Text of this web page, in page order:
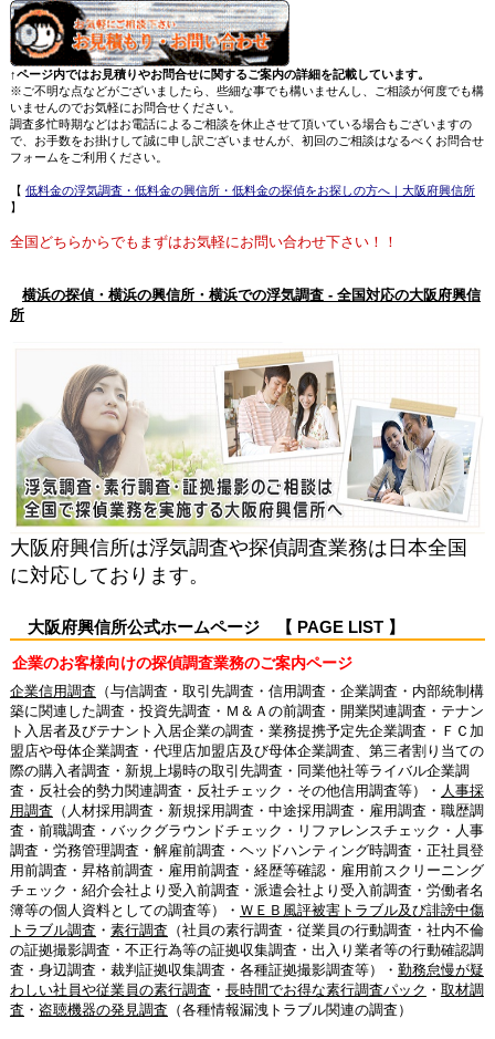
↑ページ内ではお見積りやお問合せに関するご案内の詳細を記載しています。
※ご不明な点などがございましたら、些細な事でも構いませんし、ご相談が何度でも構
いませんのでお気軽にお問合せください。
調査多忙時期などはお電話によるご相談を休止させて頂いている場合もございますの
で、お手数をお掛けして誠に申し訳ございませんが、初回のご相談はなるべくお問合せ
フォームをご利用ください。
【 低料金の浮気調査・低料金の興信所・低料金の探偵をお探しの方へ｜大阪府興信所
】
全国どちらからでもまずはお気軽にお問い合わせ下さい！！
横浜の探偵・横浜の興信所・横浜での浮気調査 - 全国対応の大阪府興信
所
大阪府興信所は浮気調査や探偵調査業務は日本全国
に対応しております。
大阪府興信所公式ホームページ 【 PAGE LIST 】
企業のお客様向けの探偵調査業務のご案内ページ
企業信用調査 （与信調査・取引先調査・信用調査・企業調査・内部統制構
築に関連した調査・投資先調査・Ｍ＆Ａの前調査・開業関連調査・テナン
ト入居者及びテナント入居企業の調査・業務提携予定先企業調査・ＦＣ加
盟店や母体企業調査・代理店加盟店及び母体企業調査、第三者割り当ての
際の購入者調査・新規上場時の取引先調査・同業他社等ライバル企業調
査・反社会的勢力関連調査・反社チェック・その他信用調査等）・ 人事採
用調査 （人材採用調査・新規採用調査・中途採用調査・雇用調査・職歴調
査・前職調査・バックグラウンドチェック・リファレンスチェック・人事
調査・労務管理調査・解雇前調査・ヘッドハンティング時調査・正社員登
用前調査・昇格前調査・雇用前調査・経歴等確認・雇用前スクリーニング
チェック・紹介会社より受入前調査・派遣会社より受入前調査・労働者名
簿等の個人資料としての調査等）・ ＷＥＢ風評被害トラブル及び誹謗中傷
トラブル調査 ・ 素行調査 （社員の素行調査・従業員の行動調査・社内不倫
の証拠撮影調査・不正行為等の証拠収集調査・出入り業者等の行動確認調
査・身辺調査・裁判証拠収集調査・各種証拠撮影調査等）・ 勤務怠慢が疑
わしい社員や従業員の素行調査 ・ 長時間でお得な素行調査パック ・ 取材調
査 ・ 盗聴機器の発見調査 （各種情報漏洩トラブル関連の調査）